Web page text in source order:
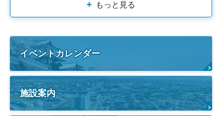
もっと見る
イベントカレンダー
施設案内